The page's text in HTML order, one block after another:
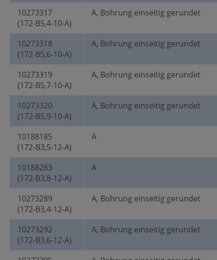
10273317
(172-B5,4-10-A)
A, Bohrung einseitig gerundet
10273318
(172-B5,6-10-A)
A, Bohrung einseitig gerundet
10273319
(172-B5,7-10-A)
A, Bohrung einseitig gerundet
10273320
(172-B5,9-10-A)
A, Bohrung einseitig gerundet
10188185
(172-B3,5-12-A)
A
10188283
(172-B3,8-12-A)
A
10273289
(172-B3,4-12-A)
A, Bohrung einseitig gerundet
10273292
(172-B3,6-12-A)
A, Bohrung einseitig gerundet